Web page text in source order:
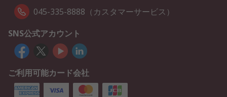
045-335-8888（カスタマーサービス）
SNS公式アカウント
ご利用可能カード会社